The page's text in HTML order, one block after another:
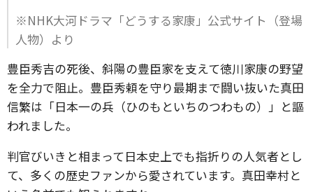
※NHK大河ドラマ「どうする家康」公式サイト（登場
人物）より
豊臣秀吉の死後、斜陽の豊臣家を支えて徳川家康の野望
を全力で阻止。豊臣秀頼を守り最期まで闘い抜いた真田
信繁は「日本一の兵（ひのもといちのつわもの）」と謳
われました。
判官びいきと相まって日本史上でも指折りの人気者とし
て、多くの歴史ファンから愛されています。真田幸村と